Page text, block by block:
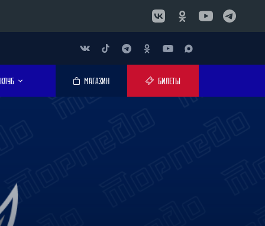
КЛУБ МАГАЗИН БИЛЕТЫ